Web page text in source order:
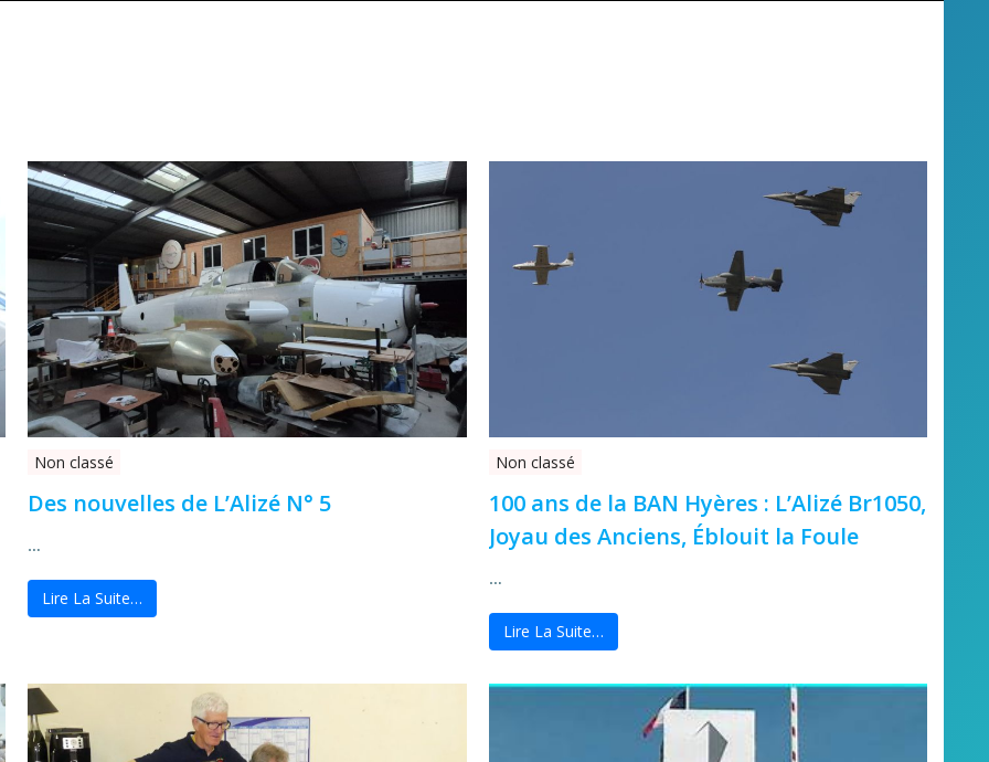
Non classé
Des nouvelles de L’Alizé N° 5
…
Lire La Suite…
Non classé
100 ans de la BAN Hyères : L’Alizé Br1050,
Joyau des Anciens, Éblouit la Foule
…
Lire La Suite…